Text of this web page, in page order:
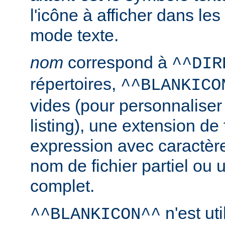
l'icône à afficher dans
mode texte.
nom correspond à
répertoires,
vides (pour
listing), une extension de
expression avec
nom de fichier partiel ou
complet.
^^BLANKICON^^ n'est